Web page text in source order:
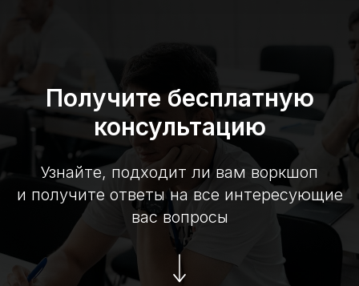
Получите бесплатную
консультацию
Узнайте, подходит ли вам воркшоп
и получите ответы на все интересующие
вас вопросы